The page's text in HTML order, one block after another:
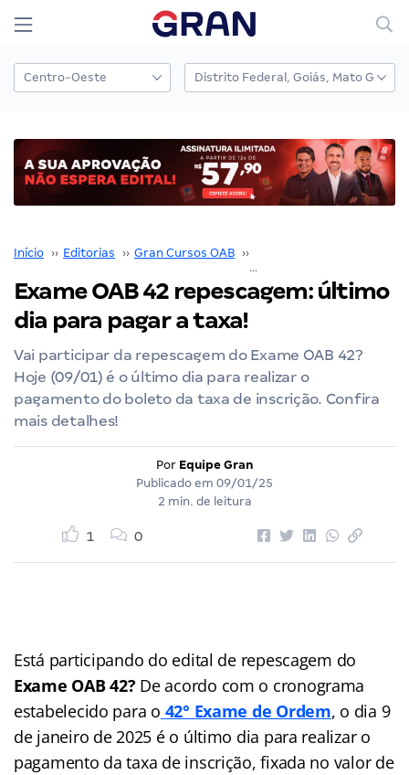
Início ›› Editorias ›› Gran Cursos OAB ››
Exame OAB 42 repescagem: último
dia para pagar a taxa!
Vai participar da repescagem do Exame OAB 42?
Hoje (09/01) é o último dia para realizar o
pagamento do boleto da taxa de inscrição. Confira
mais detalhes!
Por Equipe Gran
Publicado em 09/01/25
2 min. de leitura
1 0
Está participando do edital de repescagem do
Exame OAB 42?De acordo com o cronograma
estabelecido para o 42° Exame de Ordem, o dia 9
de janeiro de 2025 é o último dia para realizar o
pagamento da taxa de inscrição, fixada no valor de